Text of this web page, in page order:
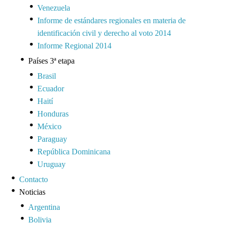
Venezuela
Informe de estándares regionales en materia de
identificación civil y derecho al voto 2014
Informe Regional 2014
Países 3ª etapa
Brasil
Ecuador
Haití
Honduras
México
Paraguay
República Dominicana
Uruguay
Contacto
Noticias
Argentina
Bolivia